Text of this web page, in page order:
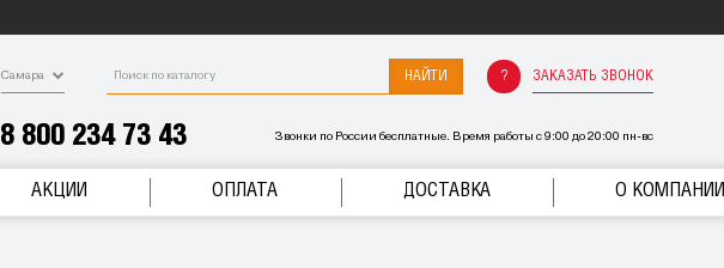
Самара НАЙТИ ЗАКАЗАТЬ ЗВОНОК
8 800 234 73 43 Звонки по России бесплатные. Время работы с 9:00 до 20:00 пн-вс
АКЦИИ ОПЛАТА ДОСТАВКА О КОМПАНИИ